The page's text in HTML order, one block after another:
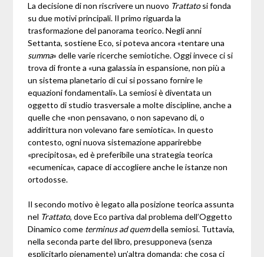
La decisione di non riscrivere un nuovo Trattatosi fonda
su due motivi principali. Il primo riguarda la
trasformazione del panorama teorico. Negli anni
Settanta, sostiene Eco, si poteva ancora «tentare una
summa» delle varie ricerche semiotiche. Oggi invece ci si
trova di fronte a «una galassia in espansione, non più a
un sistema planetario di cui si possano fornire le
equazioni fondamentali». La semiosi è diventata un
oggetto di studio trasversale a molte discipline, anche a
quelle che «non pensavano, o non sapevano di, o
addirittura non volevano fare semiotica». In questo
contesto, ogni nuova sistemazione apparirebbe
«precipitosa», ed è preferibile una strategia teorica
«ecumenica», capace di accogliere anche le istanze non
ortodosse.
Il secondo motivo è legato alla posizione teorica assunta
nel Trattato, dove Eco partiva dal problema dell’Oggetto
Dinamico come terminus ad quemdella semiosi. Tuttavia,
nella seconda parte del libro, presupponeva (senza
esplicitarlo pienamente) un’altra domanda: che cosa ci